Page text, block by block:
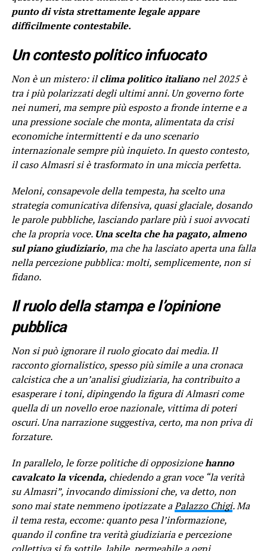
punto di vista strettamente legale appare
difficilmente contestabile.
Un contesto politico infuocato
Non è un mistero: ilclima politico italianonel 2025 è
tra i più polarizzati degli ultimi anni. Un governo forte
nei numeri, ma sempre più esposto a fronde interne e a
una pressione sociale che monta, alimentata da crisi
economiche intermittenti e da uno scenario
internazionale sempre più inquieto. In questo contesto,
il caso Almasri si è trasformato in una miccia perfetta.
Meloni, consapevole della tempesta, ha scelto una
strategia comunicativa difensiva, quasi glaciale, dosando
le parole pubbliche, lasciando parlare più i suoi avvocati
che la propria voce. Una scelta che ha pagato, almeno
sul piano giudiziario, ma che ha lasciato aperta una falla
nella percezione pubblica: molti, semplicemente, non si
fidano.
Il ruolo della stampa e l’opinione
pubblica
Non si può ignorare il ruolo giocato dai media. Il
racconto giornalistico, spesso più simile a una cronaca
calcistica che a un’analisi giudiziaria, ha contribuito a
esasperare i toni, dipingendo la figura di Almasri come
quella di un novello eroe nazionale, vittima di poteri
oscuri. Una narrazione suggestiva, certo, ma non priva di
forzature.
In parallelo, le forze politiche di opposizionehanno
cavalcato la vicenda, chiedendo a gran voce “la verità
su Almasri”, invocando dimissioni che, va detto, non
sono mai state nemmeno ipotizzate aPalazzo Chigi. Ma
il tema resta, eccome: quanto pesa l’informazione,
quando il confine tra verità giudiziaria e percezione